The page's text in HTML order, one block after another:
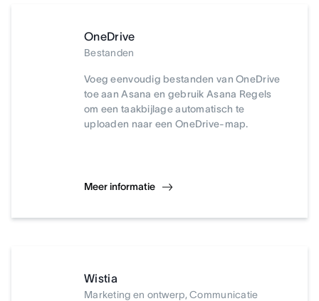
OneDrive
Bestanden
Voeg eenvoudig bestanden van OneDrive
toe aan Asana en gebruik Asana Regels
om een taakbijlage automatisch te
uploaden naar een OneDrive-map.
Meer informatie
Wistia
Marketing en ontwerp, Communicatie